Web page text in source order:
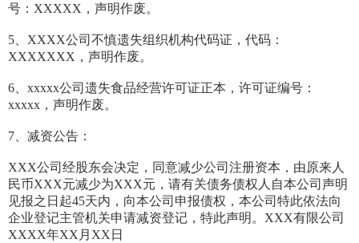
号：XXXXX，声明作废。
5、XXXX公司不慎遗失组织机构代码证，代码：
XXXXXXX，声明作废。
6、xxxxx公司遗失食品经营许可证正本，许可证编号：
xxxxx，声明作废。
7、减资公告：
XXX公司经股东会决定，同意减少公司注册资本，由原来人
民币XXX元减少为XXX元，请有关债务债权人自本公司声明
见报之日起45天内，向本公司申报债权，本公司特此依法向
企业登记主管机关申请减资登记，特此声明。XXX有限公司
XXXX年XX月XX日